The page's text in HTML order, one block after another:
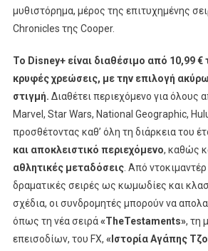
μυθιστόρημα, μέρος της επιτυχημένης
Chronicles της Cooper.
Το Disney+ είναι διαθέσιμο από 10,99 €
κρυφές χρεώσεις, με την επιλογή
στιγμή. Διαθέτει περιεχόμενο για όλους
Marvel, Star Wars, National Geographic,
προσθέτοντας καθ’ όλη τη διάρκεια του
και αποκλειστικό περιεχόμενο, καθώς
αθλητικές μεταδόσεις. Από
δραματικές σειρές ως κωμωδίες και
σχέδια, οι συνδρομητές μπορούν να
όπως τη νέα σειρά«TheTestaments», τη
επεισοδίων, του FX, «Ιστορία Αγάπης